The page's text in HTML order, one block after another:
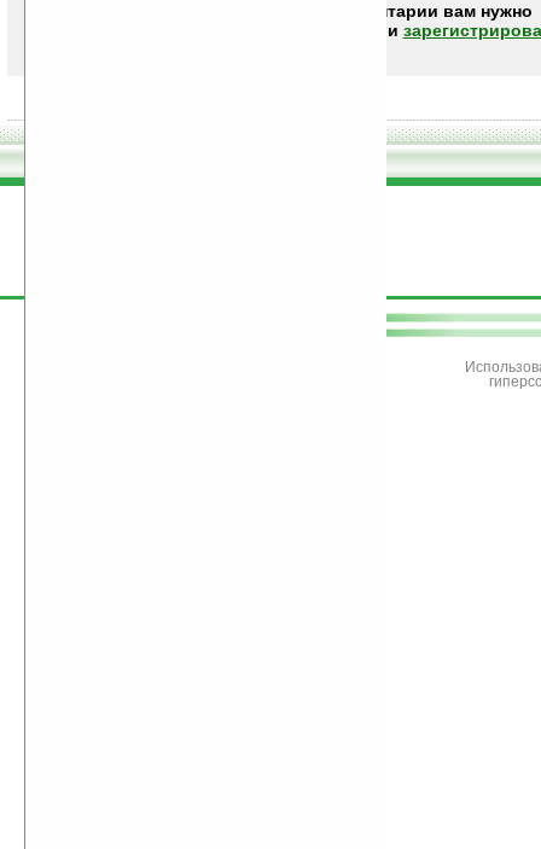
Чтобы писать комментарии вам нужно
или